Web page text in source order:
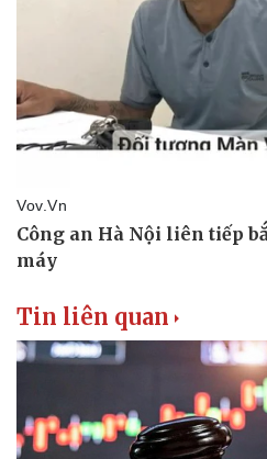
Tin liên quan